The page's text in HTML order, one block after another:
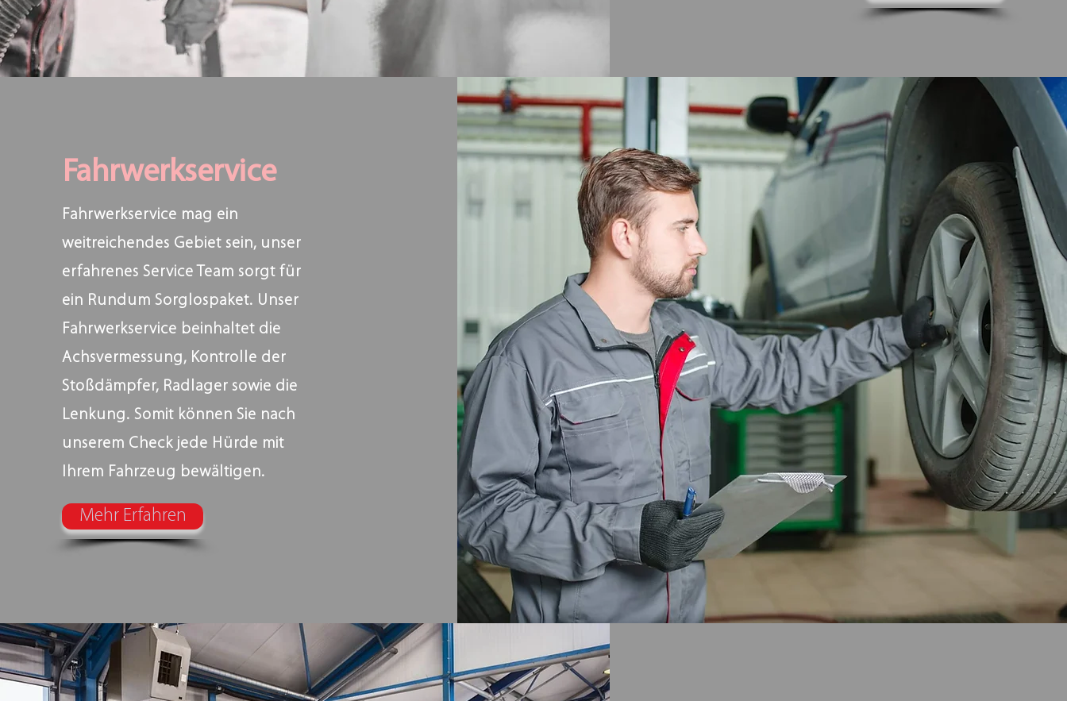
Fahrwerkservice
Fahrwerkservice mag ein
weitreichendes Gebiet sein, unser
erfahrenes Service Team sorgt für
ein Rundum Sorglospaket. Unser
Fahrwerkservice beinhaltet die
Achsvermessung, Kontrolle der
Stoßdämpfer, Radlager sowie die
Lenkung. Somit können Sie nach
unserem Check jede Hürde mit
Ihrem Fahrzeug bewältigen.
Mehr Erfahren